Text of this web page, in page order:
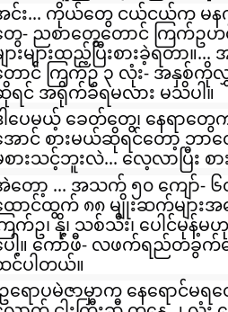
င်း... ကိုယ်တွေ ငယ်ငယ်က မန
ေ- ညစာတွေတောင် ကြက်ဥ
ျားများထည့်ပြီးစားခဲ့ရတာ။
ောင် ကြက်ဥ ၃ လုံး- အနှစ်ကို
ရင် အရိုက်ခံရမလား မသိပါ။
ါပေမယ့် ခေတ်တွေ၊ နေရာတွေက
ောင် စားမယ်ဆိုရင်တော့ ဘာ
စားသင့်ဘူးလဲ... လေ့လာပြီး
တော့ ... အသက် ၅၀ ကျော်-
ောင်ထွက် ၈၈ မျိုးဆက်များ
ြက်ဥ၊ နို့၊ သစ်သီး၊ ပေါင်
ေါ့။ ကော်ဖီ- လဖက်ရည်တခွ
င်ပါတယ်။
ရောပမဲဇာမှာက နေရောင်မ